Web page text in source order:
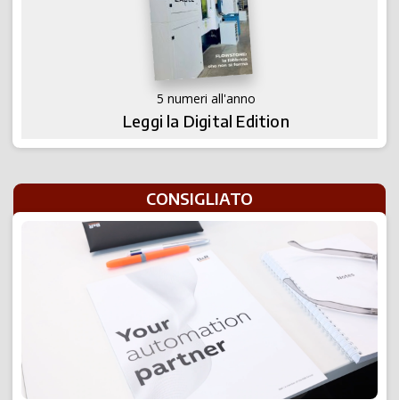
5 numeri all'anno
Leggi la Digital Edition
CONSIGLIATO